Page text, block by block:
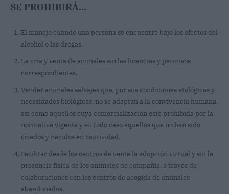
SE PROHIBIRÁ...
El manejo cuando una persona se encuentre bajo los efectos del
alcohol o las drogas.
La cría y venta de animales sin las licencias y permisos
correspondientes.
Vender animales salvajes que, por sus condiciones etológicas y
necesidades biológicas, no se adaptan a la convivencia humana,
así como aquellos cuya comercialización esté prohibida por la
normativa vigente y en todo caso aquellos que no han sido
criados y nacidos en cautividad.
Facilitar desde los centros de venta la adopción virtual y sin la
presencia física de los animales de compañía, a través de
colaboraciones con los centros de acogida de animales
abandonados.